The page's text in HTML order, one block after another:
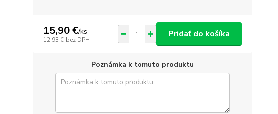
15,90 €/ks
12,93 € bez DPH
Pridať do košíka
Poznámka k tomuto produktu